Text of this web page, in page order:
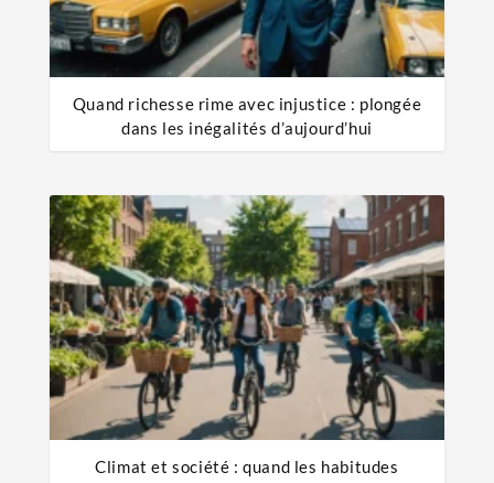
Quand richesse rime avec injustice : plongée
dans les inégalités d’aujourd’hui
Climat et société : quand les habitudes